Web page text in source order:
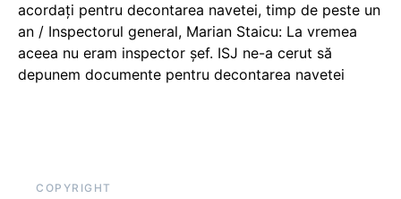
acordați pentru decontarea navetei, timp de peste un
an / Inspectorul general, Marian Staicu: La vremea
aceea nu eram inspector șef. ISJ ne-a cerut să
depunem documente pentru decontarea navetei
COPYRIGHT